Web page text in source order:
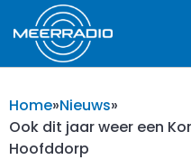
Home»Nieuws»
Ook dit jaar weer een
Hoofddorp